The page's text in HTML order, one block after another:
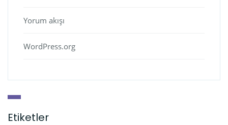
Yorum akışı
WordPress.org
Etiketler